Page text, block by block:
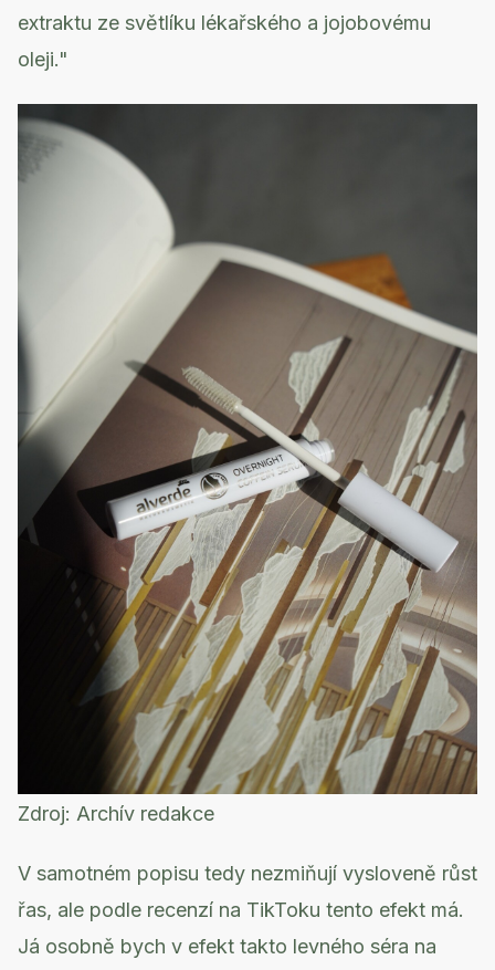
extraktu ze světlíku lékařského a jojobovému
oleji."
Zdroj: Archív redakce
V samotném popisu tedy nezmiňují vysloveně růst
řas, ale podle recenzí na TikToku tento efekt má.
Já osobně bych v efekt takto levného séra na